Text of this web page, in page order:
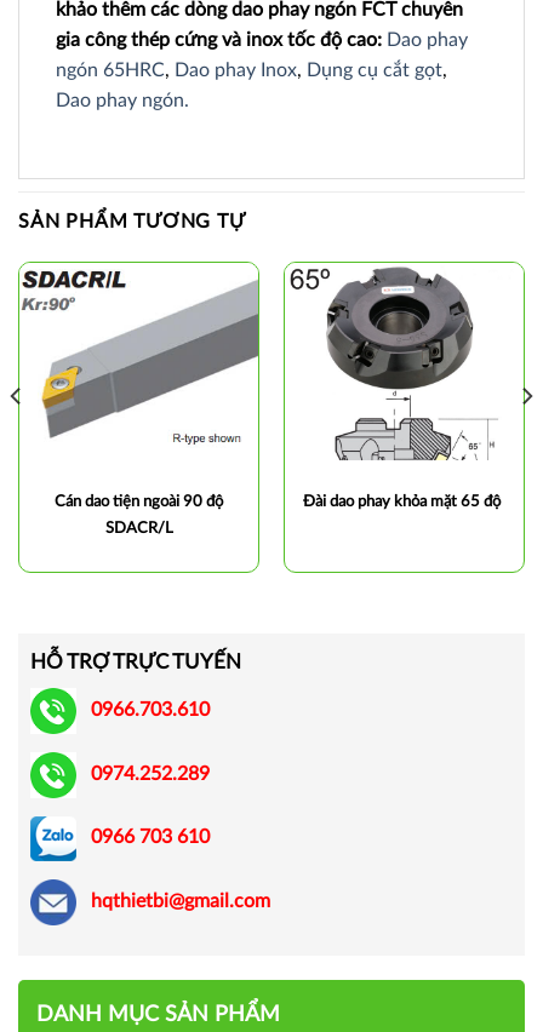
khảo thêm các dòng dao phay ngón FCT chuyên
gia công thép cứng và inox tốc độ cao: Dao phay
ngón 65HRC, Dao phay Inox, Dụng cụ cắt gọt,
Dao phay ngón.
SẢN PHẨM TƯƠNG TỰ
Cán dao tiện ngoài 90 độ
SDACR/L
Đài dao phay khỏa mặt 65 độ
HỖ TRỢ TRỰC TUYẾN
0966.703.610
0974.252.289
0966 703 610
hqthietbi@gmail.com
DANH MỤC SẢN PHẨM